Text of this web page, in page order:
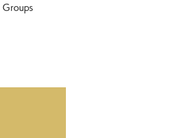
Groups